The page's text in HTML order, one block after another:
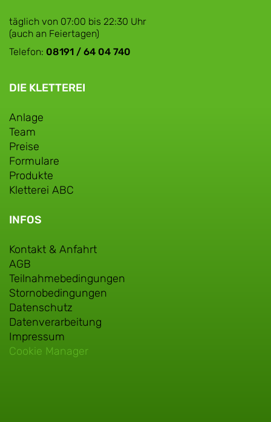
täglich von 07:00 bis 22:30 Uhr
(auch an Feiertagen)
Telefon: 08191 / 64 04 740
DIE KLETTEREI
Anlage
Team
Preise
Formulare
Produkte
Kletterei ABC
INFOS
Kontakt & Anfahrt
AGB
Teilnahmebedingungen
Stornobedingungen
Datenschutz
Datenverarbeitung
Impressum
Cookie Manager